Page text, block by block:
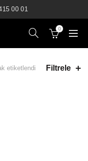
00 01
0
etiketlendi Filtrele